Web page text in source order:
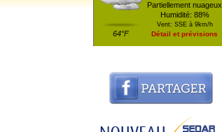
64°F
Partiellement nuageux
Humidité: 88%
Vent: SSE à 9km/h
Détail et prévisions